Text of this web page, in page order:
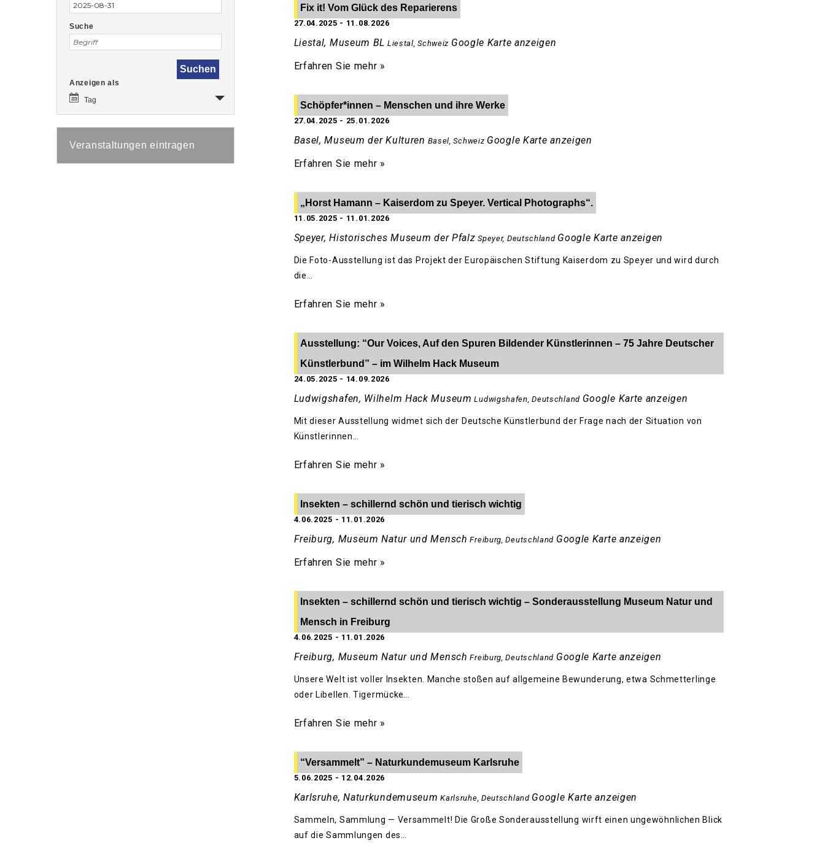
und
Navigation
Suche
Veranstaltung
Navigation
Anzeigen als
Tag
Veranstaltungen eintragen
Fix it! Vom Glück des Reparierens
27.04.2025 - 11.08.2026
Liestal, Museum BL Liestal Schweiz Google Karte anzeigen
Erfahren Sie mehr »
Schöpfer*innen – Menschen und ihre Werke
27.04.2025 - 25.01.2026
Basel, Museum der Kulturen Basel Schweiz Google Karte anzeigen
Erfahren Sie mehr »
„Horst Hamann – Kaiserdom zu Speyer. Vertical Photographs“.
11.05.2025 - 11.01.2026
Speyer, Historisches Museum der Pfalz Speyer, Deutschland Google Karte anzeigen
Die Foto-Ausstellung ist das Projekt der Europäischen Stiftung Kaiserdom zu Speyer und wird durch
die…
Erfahren Sie mehr »
Ausstellung: “Our Voices, Auf den Spuren Bildender Künstlerinnen – 75 Jahre Deutscher
Künstlerbund” – im Wilhelm Hack Museum
24.05.2025 - 14.09.2026
Ludwigshafen, Wilhelm Hack Museum Ludwigshafen Deutschland Google Karte anzeigen
Mit dieser Ausstellung widmet sich der Deutsche Künstlerbund der Frage nach der Situation von
Künstlerinnen…
Erfahren Sie mehr »
Insekten – schillernd schön und tierisch wichtig
4.06.2025 - 11.01.2026
Freiburg, Museum Natur und Mensch Freiburg Deutschland Google Karte anzeigen
Erfahren Sie mehr »
Insekten – schillernd schön und tierisch wichtig – Sonderausstellung Museum Natur und
Mensch in Freiburg
4.06.2025 - 11.01.2026
Freiburg, Museum Natur und Mensch Freiburg Deutschland Google Karte anzeigen
Unsere Welt ist voller Insekten. Manche stoßen auf allgemeine Bewunderung, etwa Schmetterlinge
oder Libellen. Tigermücke…
Erfahren Sie mehr »
“Versammelt” – Naturkundemuseum Karlsruhe
5.06.2025 - 12.04.2026
Karlsruhe, Naturkundemuseum Karlsruhe Deutschland Google Karte anzeigen
Sammeln, Sammlung — Versammelt! Die Große Sonderausstellung wirft einen ungewöhnlichen Blick
auf die Sammlungen des…